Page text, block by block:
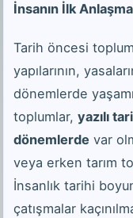
İnsanın İlk
Tarih öncesi
yapılarının,
dönemlerde
toplumlar, yazılı
dönemlerde var
veya erken tarım
İnsanlık tarihi
çatışmalar